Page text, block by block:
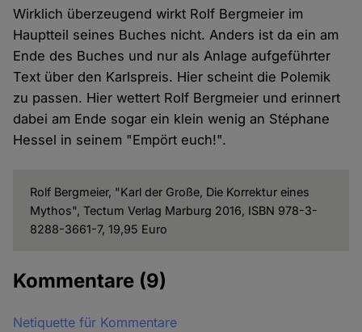
Wirklich überzeugend wirkt Rolf Bergmeier im
Hauptteil seines Buches nicht. Anders ist da ein am
Ende des Buches und nur als Anlage aufgeführter
Text über den Karlspreis. Hier scheint die Polemik
zu passen. Hier wettert Rolf Bergmeier und erinnert
dabei am Ende sogar ein klein wenig an Stéphane
Hessel in seinem "Empört euch!".
Rolf Bergmeier, "Karl der Große, Die Korrektur eines
Mythos", Tectum Verlag Marburg 2016, ISBN 978-3-
8288-3661-7, 19,95 Euro
Kommentare (9)
Netiquette für Kommentare